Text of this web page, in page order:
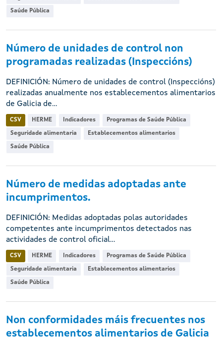
Saúde Pública
Número de unidades de control non
programadas realizadas (Inspeccións)
DEFINICIÓN: Número de unidades de control (Inspeccións)
realizadas anualmente nos establecementos alimentarios
de Galicia de...
CSV HERME Indicadores Programas de Saúde Pública
Seguridade alimentaria Establecementos alimentarios
Saúde Pública
Número de medidas adoptadas ante
incumprimentos.
DEFINICIÓN: Medidas adoptadas polas autoridades
competentes ante incumprimentos detectados nas
actividades de control oficial...
CSV HERME Indicadores Programas de Saúde Pública
Seguridade alimentaria Establecementos alimentarios
Saúde Pública
Non conformidades máis frecuentes nos
establecementos alimentarios de Galicia